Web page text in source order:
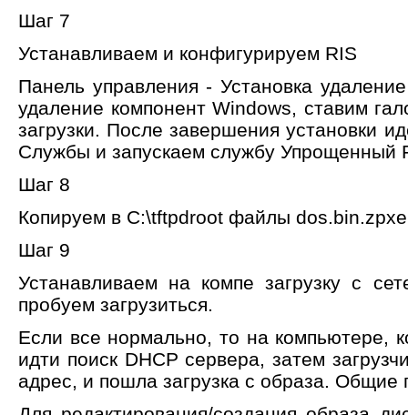
Шаг 7
Устанавливаем и конфигурируем RIS
Панель управления - Установка
удаление компонент Windows, ставим
загрузки. После завершения установки
Службы и запускаем службу Упрощенный
Шаг 8
Копируем в C:\tftpdroot файлы
Шаг 9
Устанавливаем на компе загрузку с
пробуем загрузиться.
Если все нормально, то на компьютере,
идти поиск DHCP сервера, затем
адрес, и пошла загрузка с образа. Общие